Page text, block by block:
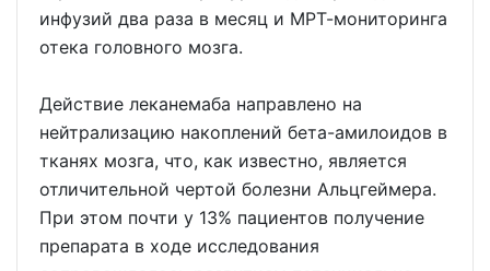
инфузий два раза в месяц и МРТ-мониторинга
отека головного мозга.
Действие леканемаба направлено на
нейтрализацию накоплений бета-амилоидов в
тканях мозга, что, как известно, является
отличительной чертой болезни Альцгеймера.
При этом почти у 13% пациентов получение
препарата в ходе исследования